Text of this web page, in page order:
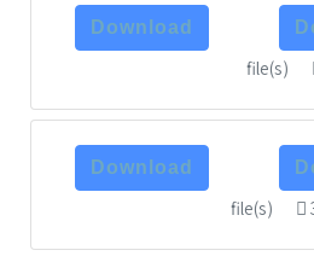
Download
Download